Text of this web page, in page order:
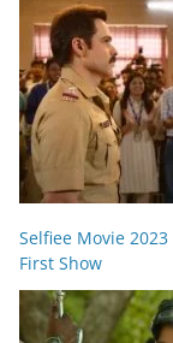
Selfiee Movie
First Show